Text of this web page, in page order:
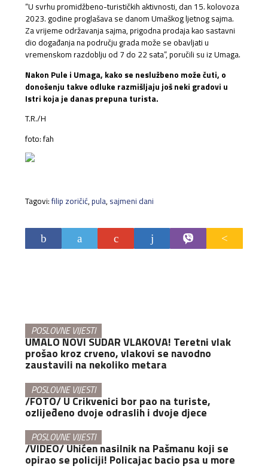
“U svrhu promidžbeno-turističkih aktivnosti, dan 15. kolovoza
2023. godine proglašava se danom Umaškog ljetnog sajma.
Za vrijeme održavanja sajma, prigodna prodaja kao sastavni
dio događanja na području grada može se obavljati u
vremenskom razdoblju od 7 do 22 sata”, poručili su iz Umaga.
Nakon Pule i Umaga, kako se neslužbeno može čuti, o
donošenju takve odluke razmišljaju još neki gradovi u
Istri koja je danas prepuna turista.
T.R./H
foto: fah
Tagovi:filip zoričić,pula, sajmeni dani
POSLOVNE VIJESTI
UMALO NOVI SUDAR VLAKOVA! Teretni vlak
prošao kroz crveno, vlakovi se navodno
zaustavili na nekoliko metara
POSLOVNE VIJESTI
/FOTO/ U Crikvenici bor pao na turiste,
ozlijeđeno dvoje odraslih i dvoje djece
POSLOVNE VIJESTI
/VIDEO/ Uhićen nasilnik na Pašmanu koji se
opirao se policiji! Policajac bacio psa u more